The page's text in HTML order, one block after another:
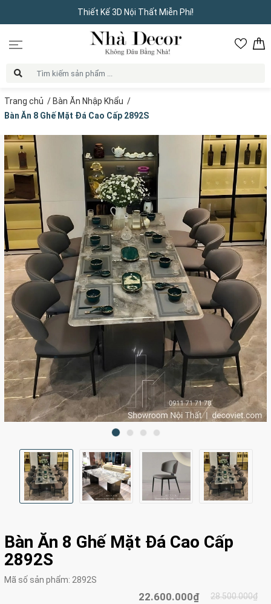
Thiết Kế 3D Nội Thất Miễn Phí!
Trang chủ / Bàn Ăn Nhập Khẩu /
Bàn Ăn 8 Ghế Mặt Đá Cao Cấp 2892S
Bàn Ăn 8 Ghế Mặt Đá Cao Cấp
2892S
Mã số sản phẩm: 2892S
22.600.000₫ 28.500.000₫